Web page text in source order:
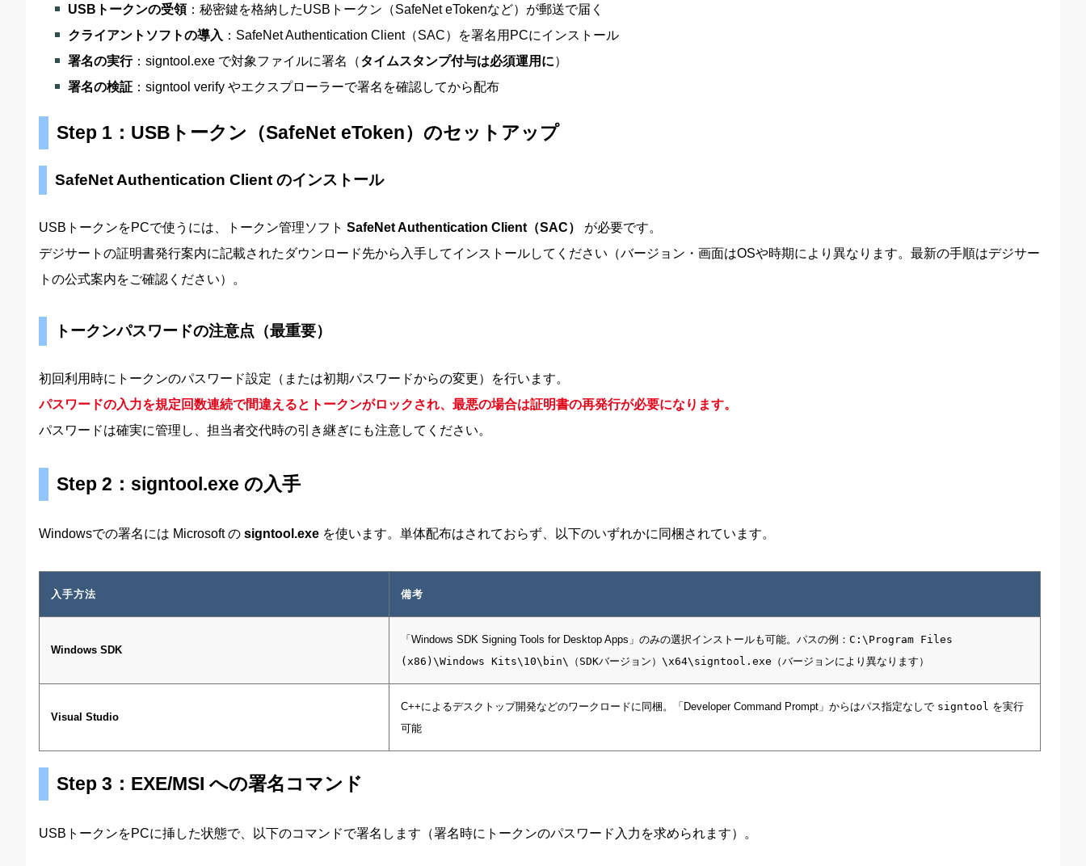
USBトークンの受領 ：秘密鍵を格納したUSBトークン（SafeNet eTokenなど）が郵送で届く
クライアントソフトの導入 ：SafeNet Authentication Client（SAC）を署名用PCにインストール
署名の実行：signtool.exe で対象ファイルに署名（タイムスタンプ付与は必須運用に）
署名の検証 ：signtool verify やエクスプローラーで署名を確認してから配布
Step 1：USBトークン（SafeNet eToken）のセットアップ
SafeNet Authentication Client のインストール
USBトークンをPCで使うには、トークン管理ソフト SafeNet Authentication Client（SAC）
が必要です。
デジサートの証明書発行案内に記載されたダウンロード先から入手してインストールしてください（バージョン・画面はOSや時期により異なります。最新の手順はデジサー
トの公式案内をご確認ください）。
トークンパスワードの注意点（最重要）
初回利用時にトークンのパスワード設定（または初期パスワードからの変更）を行います。
パスワードの入力を規定回数連続で間違えるとトークンがロックされ、最悪の場合は証明書の再発行が必要になります。
パスワードは確実に管理し、担当者交代時の引き継ぎにも注意してください。
Step 2：signtool.exe の入手
Windowsでの署名には Microsoft の signtool.exe を使います。単体配布はされておらず、以下のいずれかに同梱されています。
入手方法 備考
Windows SDK
「Windows SDK Signing Tools for Desktop Apps」のみの選択インストールも可能。パスの例： C:\Program Files
(x86)\Windows Kits\10\bin\（SDKバージョン）\x64\signtool.exe （バージョンにより異なります）
Visual Studio
C++によるデスクトップ開発などのワークロードに同梱。「Developer Command Prompt」からはパス指定なしで signtool を実行
可能
Step 3：EXE/MSI への署名コマンド
USBトークンをPCに挿した状態で、以下のコマンドで署名します（署名時にトークンのパスワード入力を求められます）。